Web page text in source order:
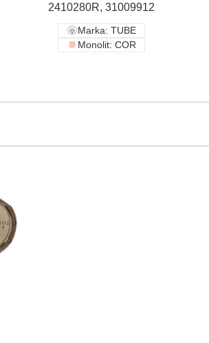
2410280R, 31009912
Marka: TUBE
Monolit: COR